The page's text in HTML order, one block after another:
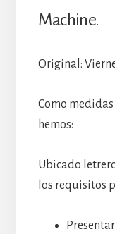
Machine.
Original:
Como
hemos:
Ubicado
los requisitos